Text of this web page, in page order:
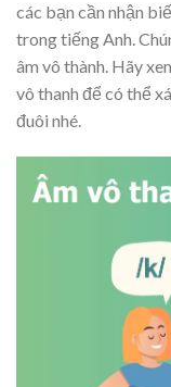
các bạn cần nhận
trong tiếng Anh.
âm vô thành. Hãy
vô thanh để có thể
đuôi nhé.